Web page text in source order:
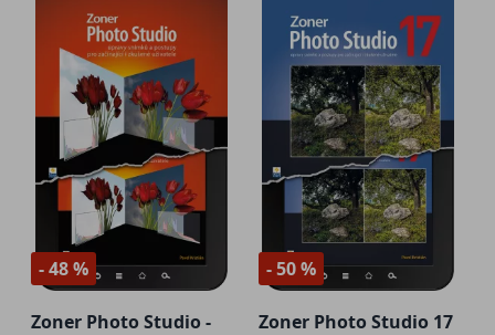
- 48 %
Zoner Photo Studio -
- 50 %
Zoner Photo Studio 17